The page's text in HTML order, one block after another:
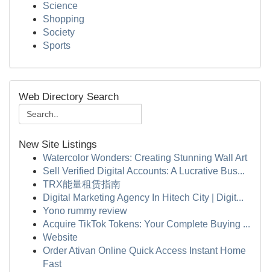
Science
Shopping
Society
Sports
Web Directory Search
New Site Listings
Watercolor Wonders: Creating Stunning Wall Art
Sell Verified Digital Accounts: A Lucrative Bus...
TRX能量租赁指南
Digital Marketing Agency In Hitech City | Digit...
Yono rummy review
Acquire TikTok Tokens: Your Complete Buying ...
Website
Order Ativan Online Quick Access Instant Home
Fast